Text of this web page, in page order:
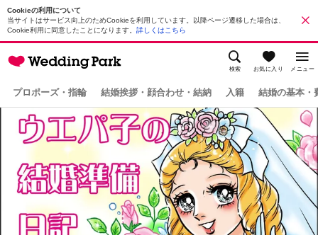
Cookieの利用について
当サイトはサービス向上のためCookieを利用しています。以降ページ遷移した場合は、
Cookie利用に同意したことになります。 詳しくはこちら
検索 お気に入り メニュー
プロポーズ・指輪 結婚挨拶・顔合わせ・結納 入籍 結婚の基本・